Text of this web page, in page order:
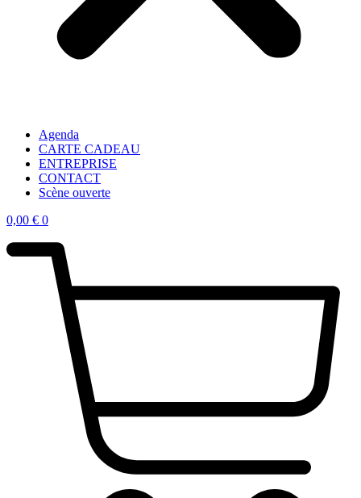
Agenda
CARTE CADEAU
ENTREPRISE
CONTACT
Scène ouverte
0,00 € 0